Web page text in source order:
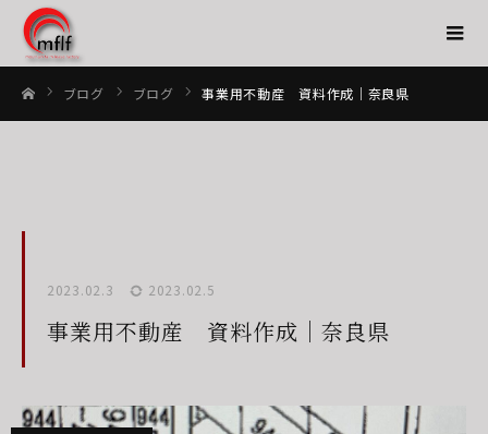
ブログ ブログ 事業用不動産 資料作成｜奈良県
2023.02.3 2023.02.5
事業用不動産 資料作成｜奈良県